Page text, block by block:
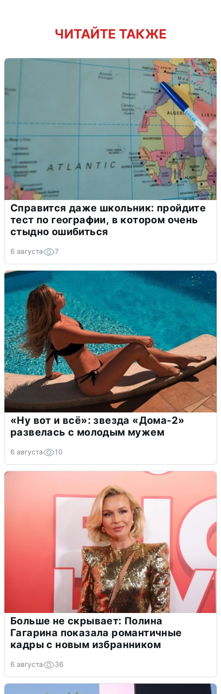
ЧИТАЙТЕ ТАКЖЕ
Справится даже школьник: пройдите
тест по географии, в котором очень
стыдно ошибиться
6 августа 7
«Ну вот и всё»: звезда «Дома-2»
развелась с молодым мужем
6 августа 10
Больше не скрывает: Полина
Гагарина показала романтичные
кадры с новым избранником
6 августа 36